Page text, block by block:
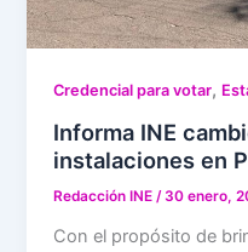
Credencial para votar,
Informa INE
instalaciones en
Redacción INE/30 enero,
Con el propósito de